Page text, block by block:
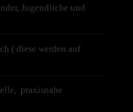
Jugendliche und
( diese werden auf
praxisnahe